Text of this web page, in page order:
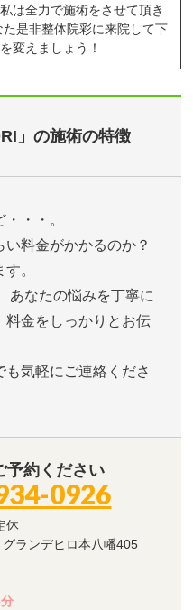
は全力で施術をさせて頂き
た是非整体院彩に来院して下
変えましょう！
」の施術の特徴
・・。
料金がかかるのか？
。
なたの悩みを丁寧に
料金をしっかりとお伝
も気軽にご連絡くださ
予約ください
0926
休
ランデヒロ本八幡405